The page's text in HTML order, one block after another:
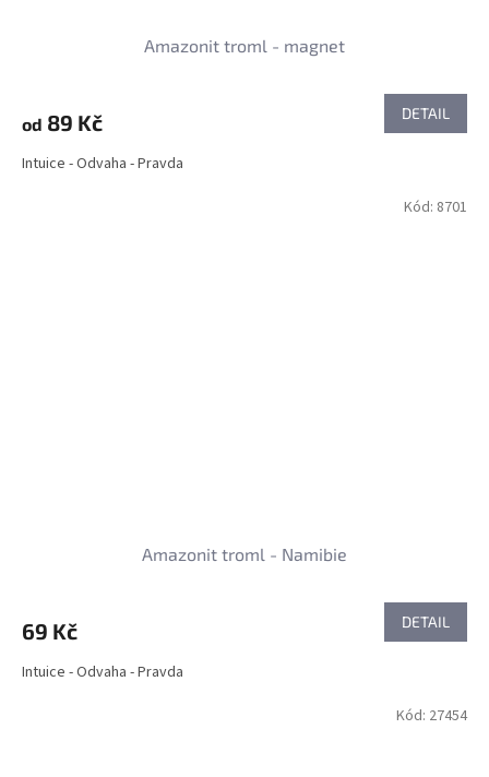
Amazonit troml - magnet
od 89 Kč DETAIL
Intuice - Odvaha - Pravda
Amazonit troml - Namibie
69 Kč DETAIL
Intuice - Odvaha - Pravda
Kód: 8701
Kód: 27454